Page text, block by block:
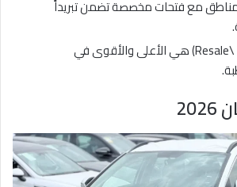
مع فتحات مخصصة تضمن تبريداً
قيمة إعادة بيع (Resale\ Value) هي الأعلى والأقوى في